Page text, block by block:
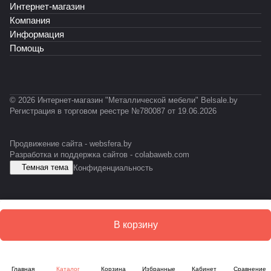
Т
Ф
У
С
У
М
-
E
С
У
М
2
н
ак
л
ы
й
А
В корзину
Главная Каталог Корзина Избранные Кабинет Сравнение
Интернет-магазин
Компания
Информация
Помощь
© 2026 Интернет-магазин "Металлической мебели" Belsale.by
Регистрация в торговом реестре №780087 от 19.06.2026
Продвижение сайта - websfera.by
Разработка и поддержка сайтов - colabaweb.com
Темная тема
Конфиденциальность